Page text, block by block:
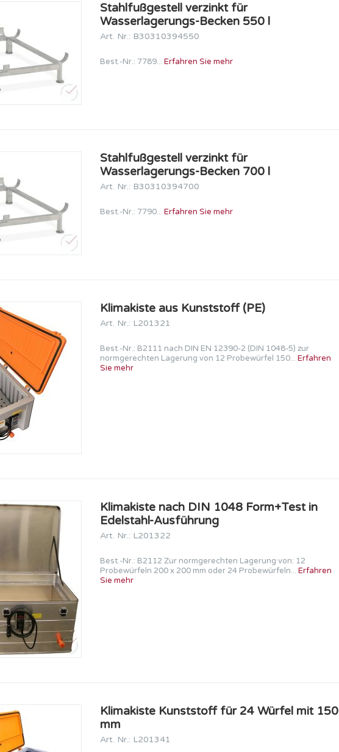
Stahlfußgestell verzinkt für
Wasserlagerungs-Becken 550 l
Art. Nr.: B30310394550
Best.-Nr.: 7789...Erfahren Sie mehr
Stahlfußgestell verzinkt für
Wasserlagerungs-Becken 700 l
Art. Nr.: B30310394700
Best.-Nr.: 7790...Erfahren Sie mehr
Klimakiste aus Kunststoff (PE)
Art. Nr.: L201321
Best.-Nr.: B2111 nach DIN EN 12390-2 (DIN 1048-5) zur
normgerechten Lagerung von 12 Probewürfel 150...Erfahren
Sie mehr
Klimakiste nach DIN 1048 Form+Test in
Edelstahl-Ausführung
Art. Nr.: L201322
Best.-Nr.: B2112 Zur normgerechten Lagerung von: 12
Probewürfeln 200 x 200 mm oder 24 Probewürfeln...Erfahren
Sie mehr
Klimakiste Kunststoff für 24 Würfel mit 150
mm
Art. Nr.: L201341